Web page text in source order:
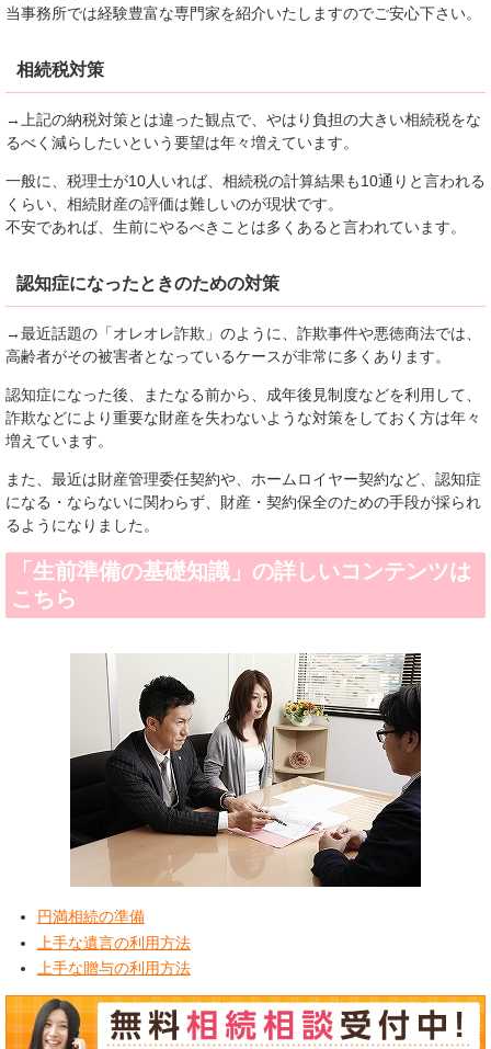
当事務所では経験豊富な専門家を紹介いたしますのでご安心下さい。
相続税対策
→上記の納税対策とは違った観点で、やはり負担の大きい相続税をな
るべく減らしたいという要望は年々増えています。
一般に、税理士が10人いれば、相続税の計算結果も10通りと言われる
くらい、相続財産の評価は難しいのが現状です。
不安であれば、生前にやるべきことは多くあると言われています。
認知症になったときのための対策
→最近話題の「オレオレ詐欺」のように、詐欺事件や悪徳商法では、
高齢者がその被害者となっているケースが非常に多くあります。
認知症になった後、またなる前から、成年後見制度などを利用して、
詐欺などにより重要な財産を失わないような対策をしておく方は年々
増えています。
また、最近は財産管理委任契約や、ホームロイヤー契約など、認知症
になる・ならないに関わらず、財産・契約保全のための手段が採られ
るようになりました。
「生前準備の基礎知識」の詳しいコンテンツは
こちら
円満相続の準備
上手な遺言の利用方法
上手な贈与の利用方法